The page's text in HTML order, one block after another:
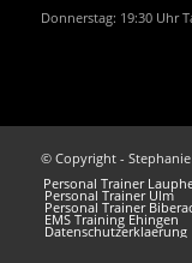
Donnerstag: 19:30 Uhr
© Copyright -
Personal Trainer
Personal Trainer Ulm
Personal Trainer
EMS Training Ehingen
Datenschutzerklaerung